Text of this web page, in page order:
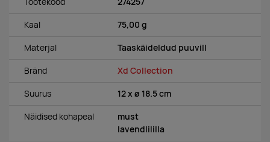
Kaal 75,00 g
Materjal Taaskäideldud puuvill
Bränd Xd Collection
Suurus 12 x ø 18.5 cm
Näidised kohapeal
must
lavendlililla